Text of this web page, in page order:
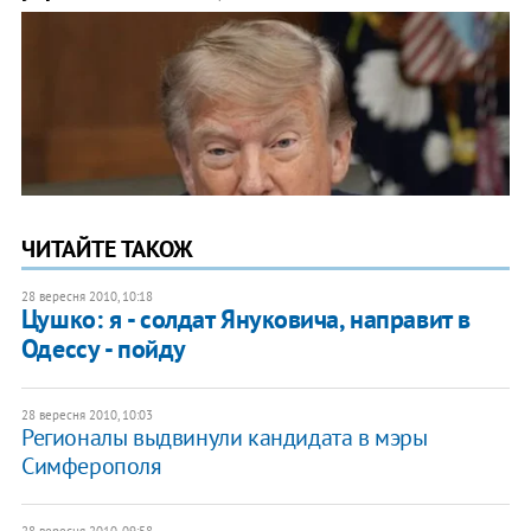
ЧИТАЙТЕ ТАКОЖ
28 вересня 2010, 10:18
Цушко: я - солдат Януковича, направит в
Одессу - пойду
28 вересня 2010, 10:03
Регионалы выдвинули кандидата в мэры
Симферополя